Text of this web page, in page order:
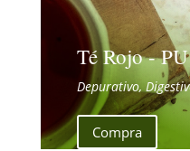
Té Rojo -
Depurativo,
Compra